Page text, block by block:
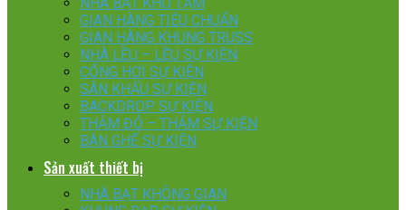
GIAN HÀNG TIÊU CHUẨN
GIAN HÀNG KHUNG TRUSS
NHÀ LỀU – LỀU SỰ KIỆN
CỔNG HƠI SỰ KIỆN
SÂN KHẤU SỰ KIỆN
BACKDROP SỰ KIỆN
THẢM ĐỎ – THẢM SỰ KIỆN
BÀN GHẾ SỰ KIỆN
Sản xuất thiết bị
NHÀ BẠT KHÔNG GIAN